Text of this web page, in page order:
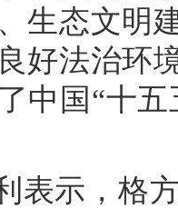
生态文明
好法治环
中国“十
表示，格